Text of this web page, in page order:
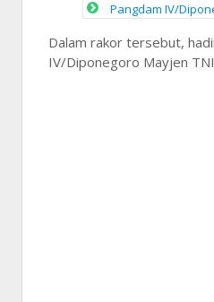
Pangdam IV/
Dalam rakor tersebut,
IV/Diponegoro Mayjen